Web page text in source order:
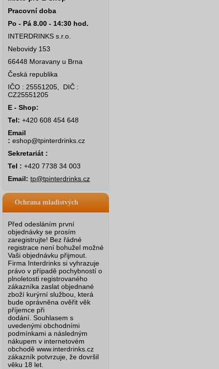
Pracovní doba
Po - Pá 8.00 - 14:30 hod.
INTERDRINKS s.r.o.
Nebovidy 153
66448 Moravany u Brna
Česká republika
IČO : 25551205, DIČ :
CZ25551205
E - Shop:
Tel: +420 608 454 648
Email
: eshop@tpinterdrinks.cz
Sekretariát :
Tel : +420 7738 34 003
Email: tp@tpinterdrinks.cz
Ochrana mladistvých
Před odesláním první
objednávky se prosím
zaregistrujte! Bez řádné
registrace není bohužel možné
Vaši objednávku přijmout.
Firma Interdrinks si vyhrazuje
právo v případě pochybností o
plnoletosti registrovaného
zákazníka zaslat objednané
zboží kurýrní službou, která
bude oprávněna ověřit věk
příjemce při
dodání. Souhlasem s
uvedenými obchodními
podmínkami a následným
nákupem v internetovém
obchodě www.interdrinks.cz
zákazník potvrzuje, že dovršil
věku 18 let.